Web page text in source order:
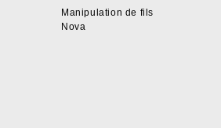
Manipulation de fils
Nova